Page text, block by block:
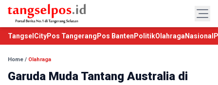
TangselCityPos Tangerang Pos Banten PolitikOlahraga Nasional
Home / Olahraga
Garuda Muda Tantang Australia di